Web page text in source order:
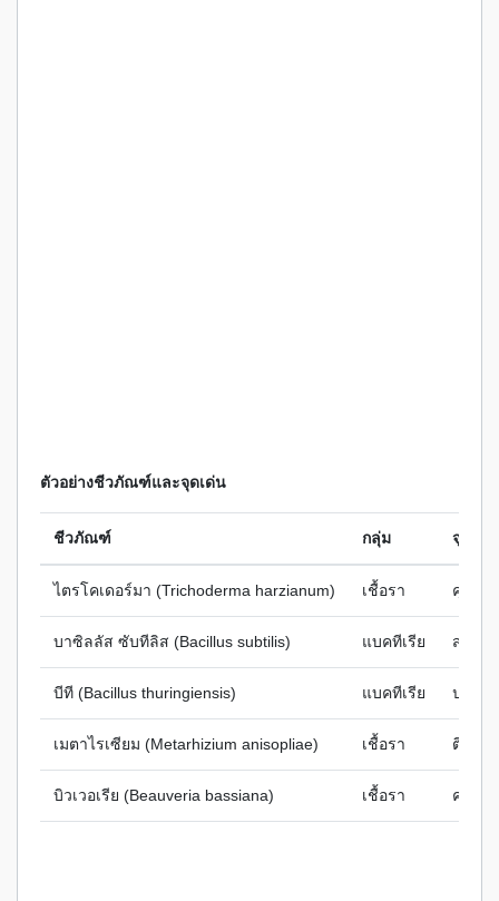
ตัวอย่างชีวภัณฑ์และจุดเด่น
ชีวภัณฑ์ กลุ่ม จุดเด่น
ไตรโคเดอร์มา (Trichoderma harzianum) เชื้อรา คุมโร
บาซิลลัส ซับทีลิส (Bacillus subtilis) แบคทีเรีย สร้าง
บีที (Bacillus thuringiensis) แบคทีเรีย ปล่อย
เมตาไรเซียม (Metarhizium anisopliae) เชื้อรา ติดตัว
บิวเวอเรีย (Beauveria bassiana) เชื้อรา ควบคุ